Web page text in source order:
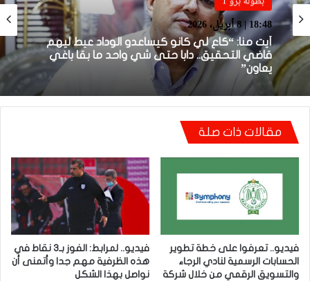
بطولة برو 1
18:48 | 8 أبريل، 2026
أيت منا: “كاع لي كانو كيساعدو الوداد عيط ليهم
قاضي التحقيق.. دابا حتى شي واحد ما بقا باغي
يعاون”
بطولة برو 1
22:23 | 6 أبريل، 2026
توالي النتائج السلبية يلاحق الوداد الرياضي بعد
تعادل جديد أمام الدفاع الحسني الجديدي
مقالات ذات صلة
فيديو.. تعرفوا على خطة تطوير
الحسابات الرسمية لنادي الرجاء
والتسويق الرقمي من خلال شركة
فيديو.. لمرابط: الفوز بـ3 نقاط في
هذه الظرفية مهم جدا وأتمنى أن
نواصل بهذا الشكل